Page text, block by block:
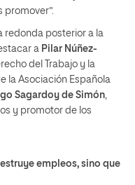
promover”.
redonda posterior a la
a Pilar Núñez-
del Trabajo y la
la Asociación Española
Sagardoy de Simón,
y promotor de los
empleos, sino que